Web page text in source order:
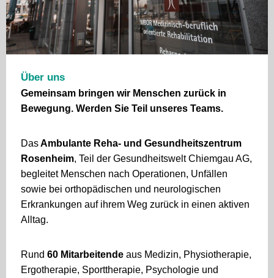
Über uns
Gemeinsam bringen wir Menschen zurück in
Bewegung. Werden Sie Teil unseres Teams.
DasAmbulante Reha- und Gesundheitszentrum
Rosenheim, Teil der Gesundheitswelt Chiemgau AG,
begleitet Menschen nach Operationen, Unfällen
sowie bei orthopädischen und neurologischen
Erkrankungen auf ihrem Weg zurück in einen aktiven
Alltag.
Rund 60 Mitarbeitende aus Medizin, Physiotherapie,
Ergotherapie, Sporttherapie, Psychologie und